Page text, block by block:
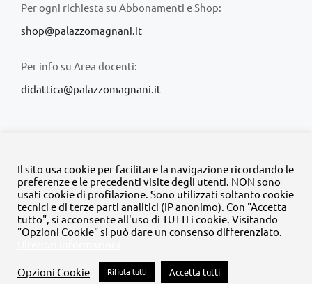
Per ogni richiesta su Abbonamenti e Shop:
shop@palazzomagnani.it
Per info su Area docenti:
didattica@palazzomagnani.it
© Copyright 2020 -2026 | Tutti i diritti riservati | MyFpm è un
progetto dellaFondazione Palazzo Magnani
FacebookInstagram
TwitterLinkedInYouTube
Il sito usa cookie per facilitare la navigazione ricordando le
preferenze e le precedenti visite degli utenti. NON sono
usati cookie di profilazione. Sono utilizzati soltanto cookie
tecnici e di terze parti analitici (IP anonimo). Con "Accetta
tutto", si acconsente all'uso di TUTTI i cookie. Visitando
"Opzioni Cookie" si può dare un consenso differenziato.
Opzioni Cookie Rifiuta tutti Accetta tutti